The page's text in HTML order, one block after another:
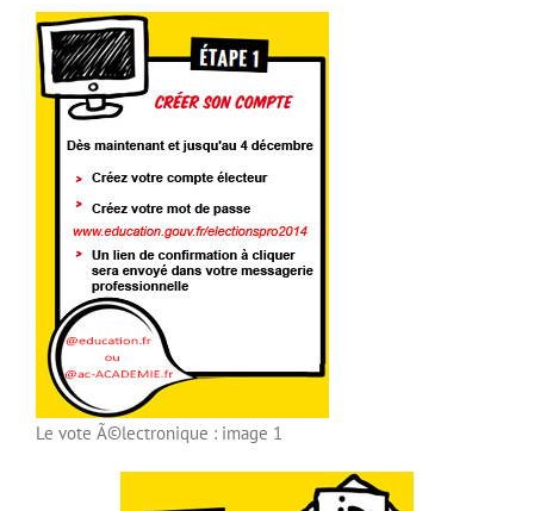
Le vote Ã©lectronique : image 1